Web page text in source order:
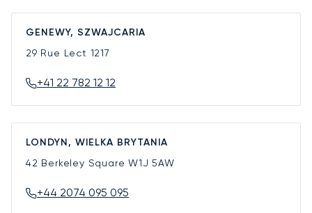
GENEWY, SZWAJCARIA
29 Rue Lect 1217
+41 22 782 12 12
LONDYN, WIELKA BRYTANIA
42 Berkeley SquareW1J 5AW
+44 2074 095 095